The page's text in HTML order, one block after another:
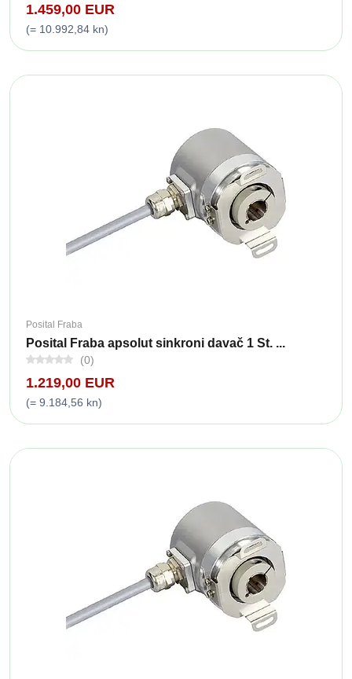
1.459,00 EUR
(= 10.992,84 kn)
Posital Fraba
Posital Fraba apsolut sinkroni davač 1 St. ...
(0)
1.219,00 EUR
(= 9.184,56 kn)